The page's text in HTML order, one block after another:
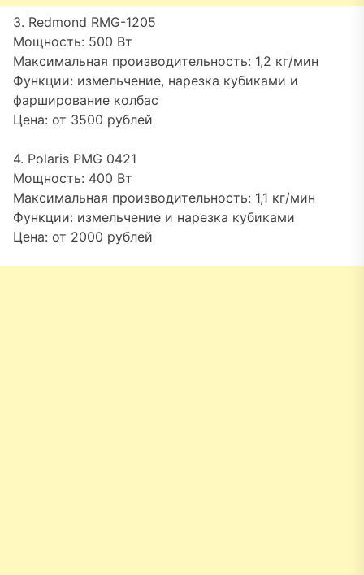
3. Redmond RMG-1205
Мощность: 500 Вт
Максимальная производительность: 1,2 кг/мин
Функции: измельчение, нарезка кубиками и
фарширование колбас
Цена: от 3500 рублей
4. Polaris PMG 0421
Мощность: 400 Вт
Максимальная производительность: 1,1 кг/мин
Функции: измельчение и нарезка кубиками
Цена: от 2000 рублей